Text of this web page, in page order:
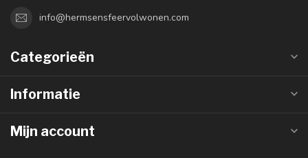
info@hermsensfeervolwonen.com
Categorieën
Informatie
Mijn account